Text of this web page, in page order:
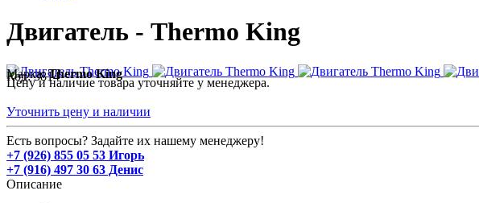
Двигатель - Thermo King
Марка:Thermo King
Код:3814
Цену и наличие товара уточняйте у менеджера.
Уточнить цену и наличии
Есть вопросы? Задайте их нашему менеджеру!
+7 (926) 855 05 53 Игорь
+7 (916) 497 30 63 Денис
Описание